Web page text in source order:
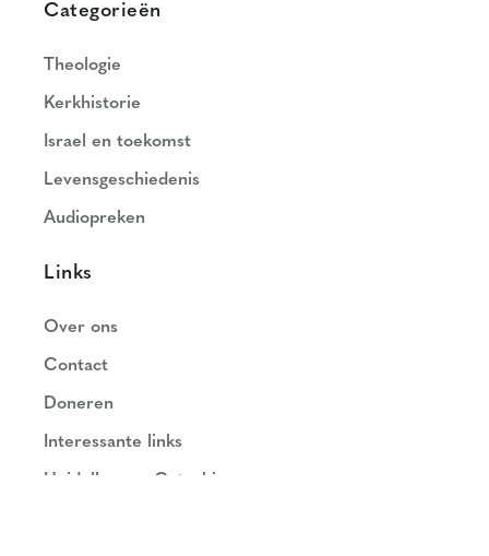
Categorieën
Theologie
Kerkhistorie
Israel en toekomst
Levensgeschiedenis
Audiopreken
Links
Over ons
Contact
Doneren
Interessante links
Heidelbergse Catechismus